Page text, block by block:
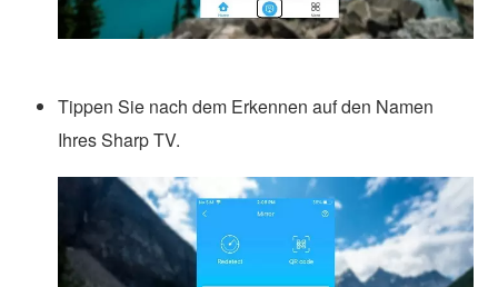
Tippen Sie nach dem Erkennen auf den Namen
Ihres Sharp TV.